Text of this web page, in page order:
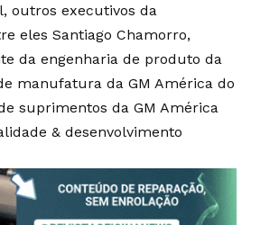
outros executivos da
eles Santiago Chamorro,
da engenharia de produto da
manufatura da GM América do
suprimentos da GM América
& desenvolvimento